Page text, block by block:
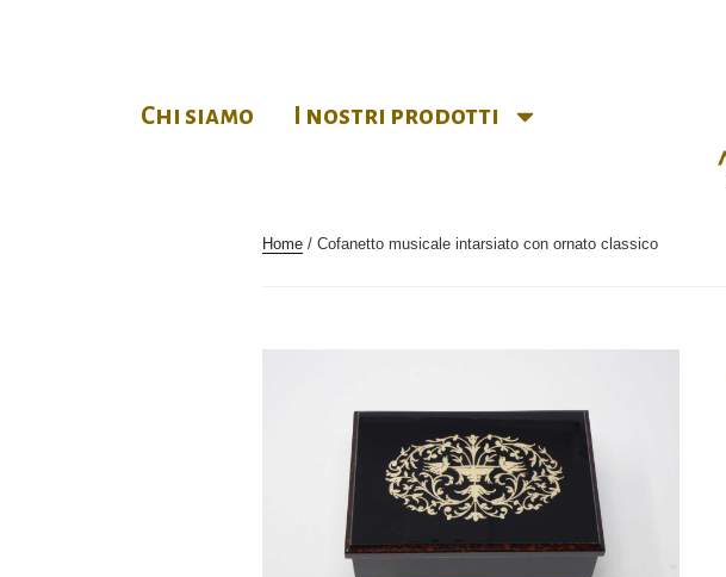
Chi siamo I nostri prodotti
Home / Cofanetto musicale intarsiato con ornato classico